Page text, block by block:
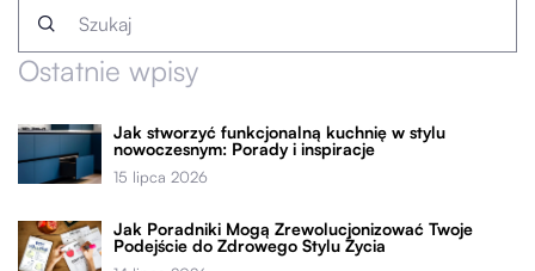
Ostatnie wpisy
Jak stworzyć funkcjonalną kuchnię w stylu
nowoczesnym: Porady i inspiracje
15 lipca 2026
Jak Poradniki Mogą Zrewolucjonizować Twoje
Podejście do Zdrowego Stylu Życia